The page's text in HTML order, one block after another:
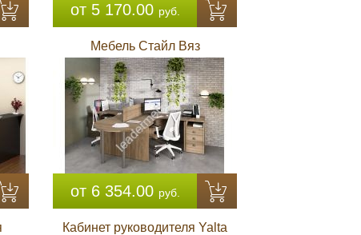
от 5 170.00 руб.
Мебель Стайл Вяз
от 6 354.00 руб.
Кабинет руководителя Yalta